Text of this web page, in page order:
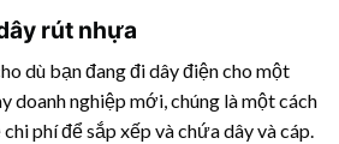
rút nhựa
dù bạn đang đi dây điện cho một
doanh nghiệp mới, chúng là một cách
phí để sắp xếp và chứa dây và cáp.